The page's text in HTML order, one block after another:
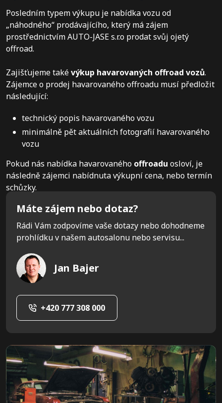
Posledním typem výkupu je nabídka vozu od
„náhodného“ prodávajícího, který má zájem
prostřednictvím AUTO-JASE s.r.o prodat svůj ojetý
offroad.
Zajišťujeme takévýkup havarovaných offroad vozů.
Zájemce o prodej havarovaného offroadu musí předložit
následující:
technický popis havarovaného vozu
minimálně pět aktuálních fotografií havarovaného
vozu
Pokud nás nabídka havarovaného offroadu osloví, je
následně zájemci nabídnuta výkupní cena, nebo termín
schůzky.
Máte zájem nebo dotaz?
Rádi Vám zodpovíme vaše dotazy nebo dohodneme
prohlídku v našem autosalonu nebo servisu...
Jan Bajer
+420 777 308 000